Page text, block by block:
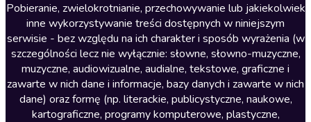
Literatura anglojęzyczna
Literatura faktu
Literatura obyczajowa
Literatura piękna obca
Literatura piękna polska
Pobieranie, zwielokrotnianie, przechowywanie lub jakiekolwiek
inne wykorzystywanie treści dostępnych w niniejszym
serwisie - bez względu na ich charakter i sposób wyrażenia (w
szczególności lecz nie wyłącznie: słowne, słowno-muzyczne,
muzyczne, audiowizualne, audialne, tekstowe, graficzne i
zawarte w nich dane i informacje, bazy danych i zawarte w nich
dane) oraz formę (np. literackie, publicystyczne, naukowe,
kartograficzne, programy komputerowe, plastyczne,